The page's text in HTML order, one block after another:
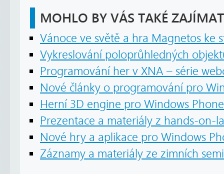
MOHLO BY VÁS TAKÉ ZAJÍMAT
Vánoce ve světě a hra Magnetos ke
Vykreslování poloprůhledných
Programování her v XNA – série
Nové články o programování pro
Herní 3D engine pro Windows
Prezentace a materiály z hands-on-
Nové hry a aplikace pro Windows
Záznamy a materiály ze zimních